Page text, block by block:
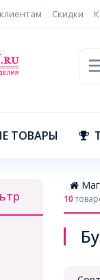
Скидки
ТОВАРЫ
10